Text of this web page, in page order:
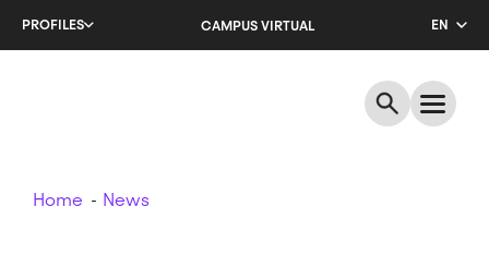
PROFILES CAMPUS VIRTUAL
EN
ES
Breadcrumb
Home News